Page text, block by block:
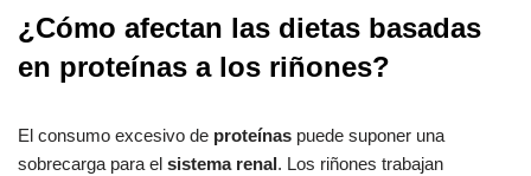
¿Cómo afectan las dietas basadas
en proteínas a los riñones?
El consumo excesivo de proteínas puede suponer una
sobrecarga para el sistema renal. Los riñones trabajan